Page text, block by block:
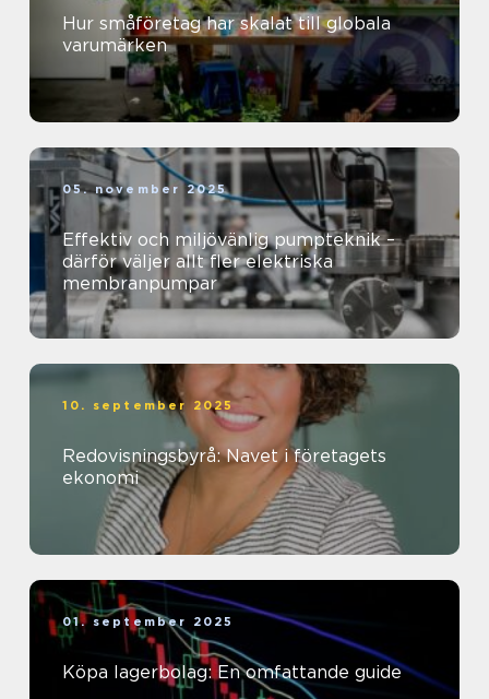
Hur småföretag har skalat till globala
varumärken
05. november 2025
Effektiv och miljövänlig pumpteknik –
därför väljer allt fler elektriska
membranpumpar
10. september 2025
Redovisningsbyrå: Navet i företagets
ekonomi
01. september 2025
Köpa lagerbolag: En omfattande guide